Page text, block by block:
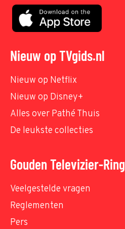
Nieuw op TVgids.nl
Nieuw op Netflix
Nieuw op Disney+
Alles over Pathé Thuis
De leukste collecties
Gouden Televizier-Ring
Veelgestelde vragen
Reglementen
Pers